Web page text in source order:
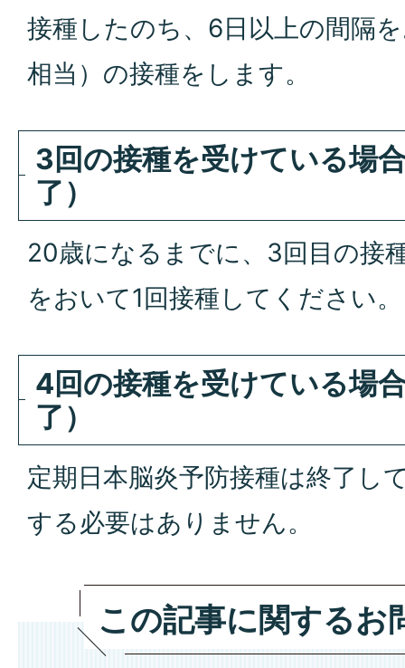
接種したのち、6日以上の間隔
相当）の接種をします。
3回の接種を受けている場
了）
20歳になるまでに、3回目の接
をおいて1回接種してください。
4回の接種を受けている場
了）
定期日本脳炎予防接種は終了し
する必要はありません。
この記事に関するお